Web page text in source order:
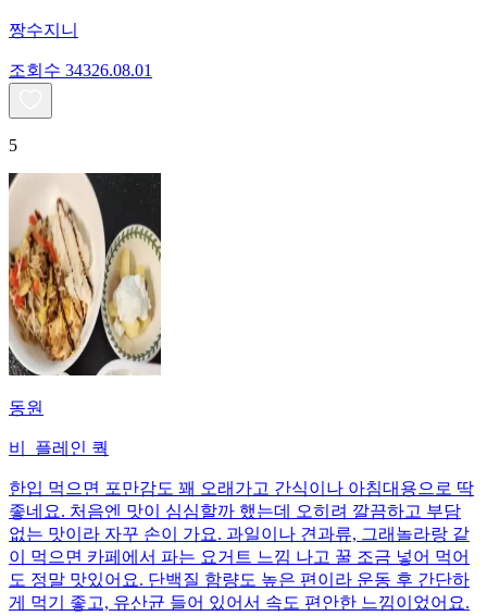
짱수지니
조회수 34326.08.01
5
동원
비_플레인 쿽
한입 먹으면 포만감도 꽤 오래가고 간식이나 아침대용으로 딱
좋네요. 처음엔 맛이 심심할까 했는데 오히려 깔끔하고 부담
없는 맛이라 자꾸 손이 가요. 과일이나 견과류, 그래놀라랑 같
이 먹으면 카페에서 파는 요거트 느낌 나고 꿀 조금 넣어 먹어
도 정말 맛있어요. 단백질 함량도 높은 편이라 운동 후 간단하
게 먹기 좋고, 유산균 들어 있어서 속도 편안한 느낌이었어요.